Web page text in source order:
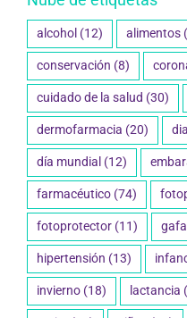
alcohol (12) alimentos
conservación (8)
cuidado de la salud (30)
dermofarmacia (20)
día mundial (12)
farmacéutico (74)
fotoprotector (11)
hipertensión (13)
invierno (18) lactancia